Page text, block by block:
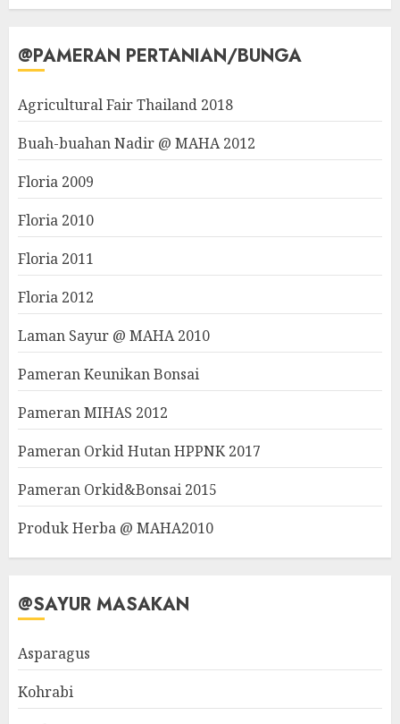
@PAMERAN PERTANIAN/BUNGA
Agricultural Fair Thailand 2018
Buah-buahan Nadir @ MAHA 2012
Floria 2009
Floria 2010
Floria 2011
Floria 2012
Laman Sayur @ MAHA 2010
Pameran Keunikan Bonsai
Pameran MIHAS 2012
Pameran Orkid Hutan HPPNK 2017
Pameran Orkid&Bonsai 2015
Produk Herba @ MAHA2010
@SAYUR MASAKAN
Asparagus
Kohrabi